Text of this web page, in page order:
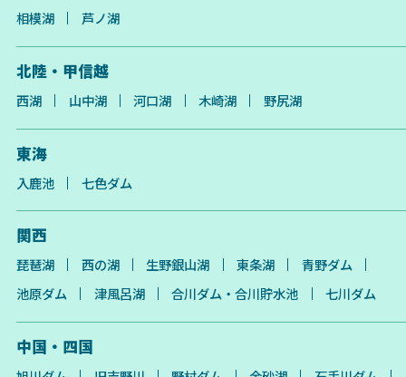
相模湖
芦ノ湖
北陸・甲信越
西湖 山中湖 河口湖 木崎湖 野尻湖
東海
入鹿池 七色ダム
関西
琵琶湖 西の湖 生野銀山湖 東条湖
青野ダム
池原ダム
津風呂湖 合川ダム・合川貯水池 七川ダム
中国・四国